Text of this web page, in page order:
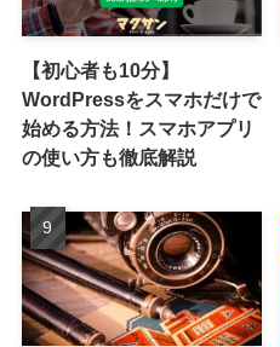
【初心者も10分】
WordPressをスマホだけで
始める方法！スマホアプリ
の使い方も徹底解説